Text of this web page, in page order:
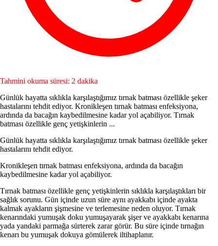
Tahmini okuma süresi: 2 dakika
Günlük hayatta sıklıkla karşılaştığımız tırnak batması özellikle şeker
hastalarını tehdit ediyor. Kronikleşen tırnak batması enfeksiyona,
ardında da bacağın kaybedilmesine kadar yol açabiliyor. Tırnak
batması özellikle genç yetişkinlerin ...
Günlük hayatta sıklıkla karşılaştığımız tırnak batması özellikle şeker
hastalarını tehdit ediyor.
Kronikleşen tırnak batması enfeksiyona, ardında da bacağın
kaybedilmesine kadar yol açabiliyor.
Tırnak batması özellikle genç yetişkinlerin sıklıkla karşılaştıkları bir
sağlık sorunu. Gün içinde uzun süre aynı ayakkabı içinde ayakta
kalmak ayakların şişmesine ve terlemesine neden oluyor. Tırnak
kenarındaki yumuşak doku yumuşayarak şişer ve ayakkabı kenarına
yada yandaki parmağa sürterek zarar görür. Bu süre içinde tırnağın
kenarı bu yumuşak dokuya gömülerek iltihaplanır.